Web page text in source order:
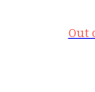
Out